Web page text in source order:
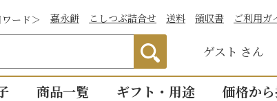
ード＞ 嘉永餅 こしつぶ詰合せ 送料 領収書 ご利用ガ
ゲスト さん
商品一覧 ギフト・用途 価格か